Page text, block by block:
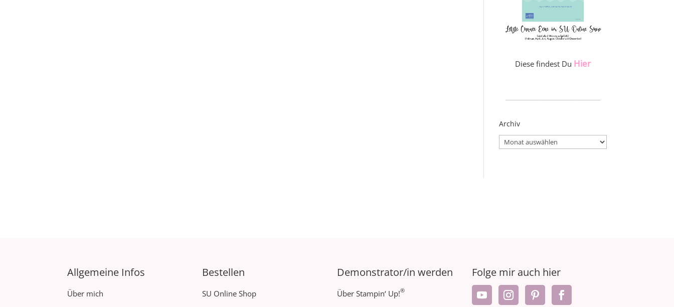
Diese findest Du Hier
Archiv
Archiv
Allgemeine Infos
Über mich
Bestellen
SU Online Shop
Demonstrator/in werden
Über Stampin‘ Up!®
Folge mir auch hier